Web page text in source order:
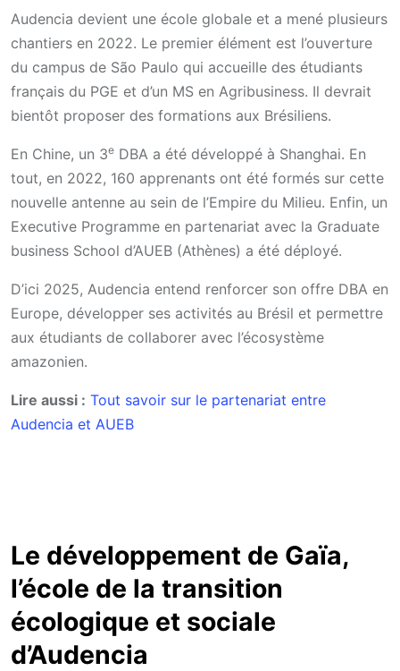
Audencia devient une école globale et a mené plusieurs
chantiers en 2022. Le premier élément est l’ouverture
du campus de São Paulo qui accueille des étudiants
français du PGE et d’un MS en Agribusiness. Il devrait
bientôt proposer des formations aux Brésiliens.
En Chine, un 3e DBA a été développé à Shanghai. En
tout, en 2022, 160 apprenants ont été formés sur cette
nouvelle antenne au sein de l’Empire du Milieu. Enfin, un
Executive Programme en partenariat avec la Graduate
business School d’AUEB (Athènes) a été déployé.
D’ici 2025, Audencia entend renforcer son offre DBA en
Europe, développer ses activités au Brésil et permettre
aux étudiants de collaborer avec l’écosystème
amazonien.
Lire aussi : Tout savoir sur le partenariat entre
Audencia et AUEB
Le développement de Gaïa,
l’école de la transition
écologique et sociale
d’Audencia